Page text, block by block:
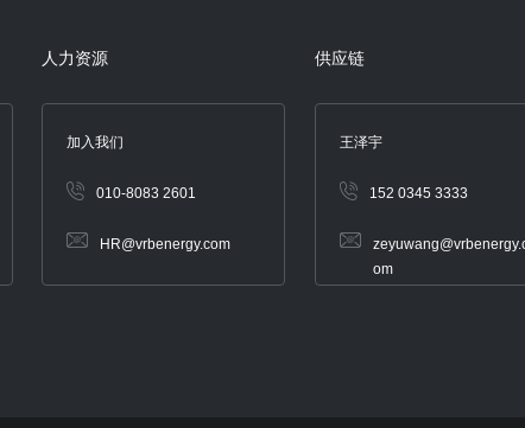
人力资源
加入我们
010-8083 2601
HR@vrbenergy.com
供应链
王泽宇
152 0345 3333
om